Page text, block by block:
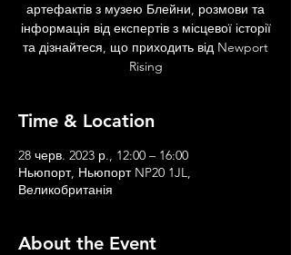
артефактів з музею Блейни, розмови та
інформація від експертів з місцевої історії
та дізнайтеся, що приходить від Newport
Rising
Time & Location
28 черв. 2023 р., 12:00 – 16:00
Ньюпорт, Ньюпорт NP20 1JL,
Великобританія
About the Event